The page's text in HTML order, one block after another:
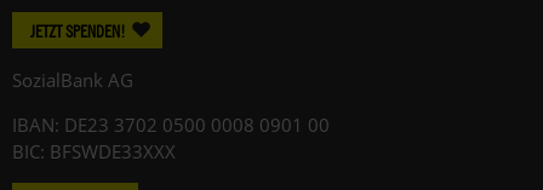
JETZT SPENDEN!
SozialBank AG
IBAN: DE23 3702 0500 0008 0901 00
BIC: BFSWDE33XXX